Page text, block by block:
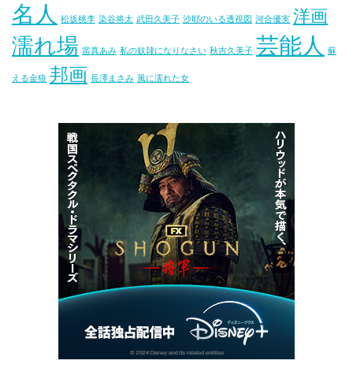
名人
松坂桃李 染谷将太 武田久美子 沙耶のいる透視図 河合優実 洋画
濡れ場 當真あみ 私の奴隷になりなさい 秋吉久美子 芸能人 蘇
える金狼 邦画 長澤まさみ 風に濡れた女